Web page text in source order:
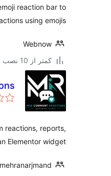
reaction bar to
using emojis.
Webnow
کمتر از 10 نصب فعال
reactions, reports,
Elementor widget.